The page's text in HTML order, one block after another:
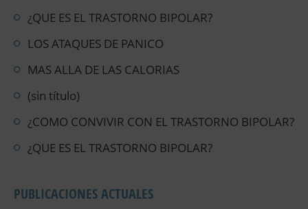
¿QUE ES EL TRASTORNO BIPOLAR?
LOS ATAQUES DE PANICO
MAS ALLA DE LAS CALORIAS
(sin título)
¿COMO CONVIVIR CON EL TRASTORNO BIPOLAR?
¿QUE ES EL TRASTORNO BIPOLAR?
PUBLICACIONES ACTUALES